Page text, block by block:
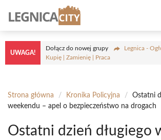
treści
UWAGA!
Dołącz do nowej grupy
Legnica -
Kupię | Zamienię | Praca
Strona główna / Kronika Policyjna /
Ostatni
weekendu – apel o bezpieczeństwo na drogach
Ostatni dzień długiego